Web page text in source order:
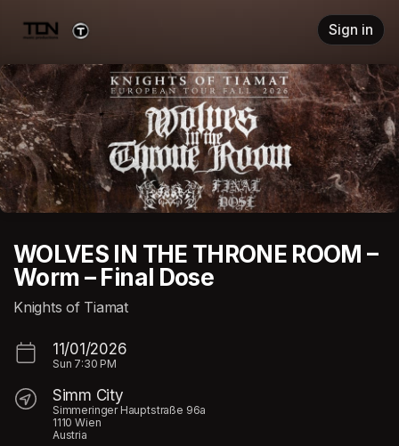
Sign in
WOLVES IN THE THRONE ROOM –
Worm – Final Dose
Knights of Tiamat
11/01/2026
Sun 7:30 PM
Simm City
Simmeringer Hauptstraße 96a
1110 Wien
Austria